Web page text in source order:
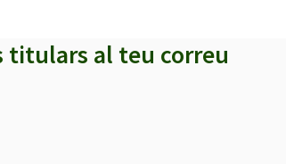
titulars al teu correu